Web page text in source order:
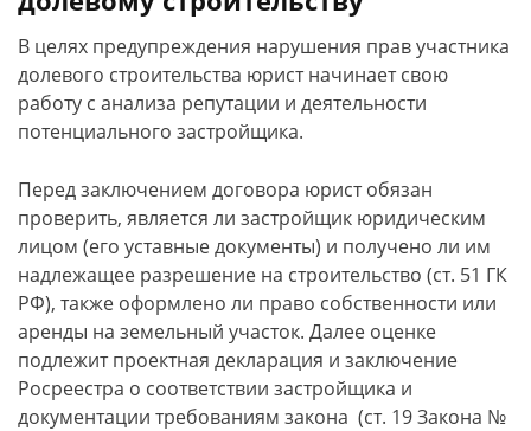
В целях предупреждения нарушения прав участника
долевого строительства юрист начинает свою
работу с анализа репутации и деятельности
потенциального застройщика.
Перед заключением договора юрист обязан
проверить, является ли застройщик юридическим
лицом (его уставные документы) и получено ли им
надлежащее разрешение на строительство (ст. 51 ГК
РФ), также оформлено ли право собственности или
аренды на земельный участок. Далее оценке
подлежит проектная декларация и заключение
Росреестра о соответствии застройщика и
документации требованиям закона (ст. 19 Закона №